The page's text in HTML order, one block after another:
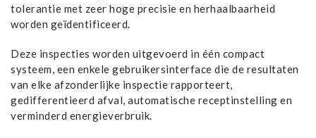
tolerantie met zeer hoge precisie en herhaalbaarheid
worden geïdentificeerd.
Deze inspecties worden uitgevoerd in één compact
systeem, een enkele gebruikersinterface die de resultaten
van elke afzonderlijke inspectie rapporteert,
gedifferentieerd afval, automatische receptinstelling en
verminderd energieverbruik.